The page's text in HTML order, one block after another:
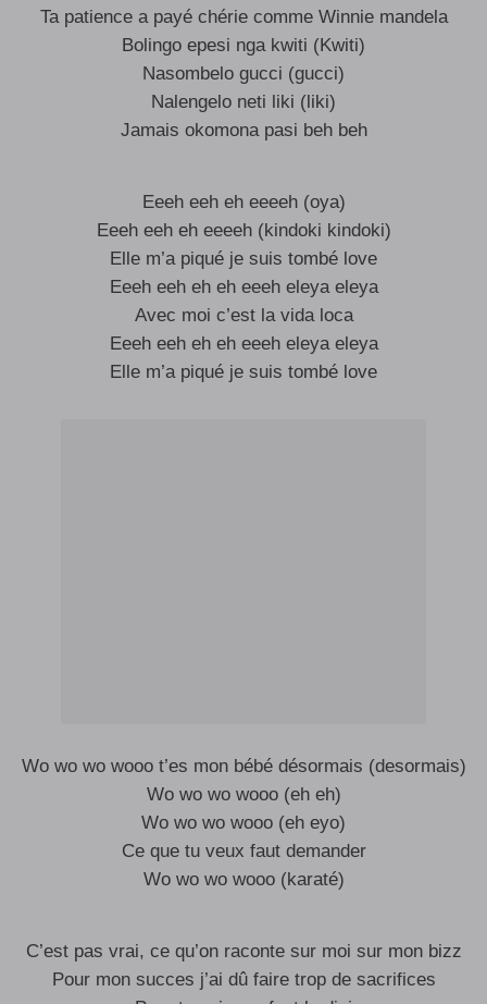
Ta patience a payé chérie comme Winnie mandela
Bolingo epesi nga kwiti (Kwiti)
Nasombelo gucci (gucci)
Nalengelo neti liki (liki)
Jamais okomona pasi beh beh
Eeeh eeh eh eeeeh (oya)
Eeeh eeh eh eeeeh (kindoki kindoki)
Elle m’a piqué je suis tombé love
Eeeh eeh eh eh eeeh eleya eleya
Avec moi c’est la vida loca
Eeeh eeh eh eh eeeh eleya eleya
Elle m’a piqué je suis tombé love
Wo wo wo wooo t’es mon bébé désormais (desormais)
Wo wo wo wooo (eh eh)
Wo wo wo wooo (eh eyo)
Ce que tu veux faut demander
Wo wo wo wooo (karaté)
C’est pas vrai, ce qu’on raconte sur moi sur mon bizz
Pour mon succes j’ai dû faire trop de sacrifices